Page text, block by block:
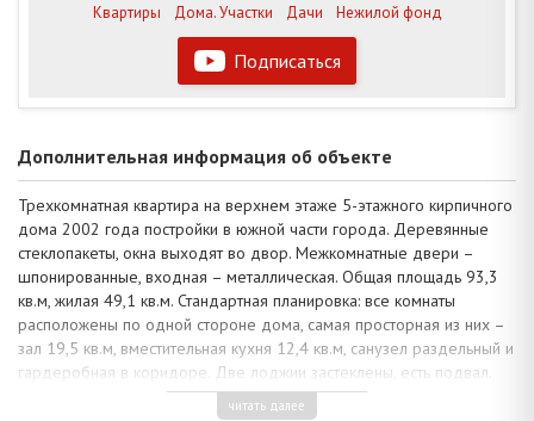
Подписаться
Квартиры
Дома. Участки Дачи Нежилой фонд
Дополнительная информация об объекте
Трехкомнатная квартира на верхнем этаже 5-этажного кирпичного
дома 2002 года постройки в южной части города. Деревянные
стеклопакеты, окна выходят во двор. Межкомнатные двери –
шпонированные, входная – металлическая. Общая площадь 93,3
кв.м, жилая 49,1 кв.м. Стандартная планировка: все комнаты
расположены по одной стороне дома, самая просторная из них –
зал 19,5 кв.м, вместительная кухня 12,4 кв.м, санузел раздельный и
гардеробная в коридоре. Две лоджии застеклены, есть подвал.
Нюдовые и приглушенно-зеленые оттенки в цветовой палитре
читать далее